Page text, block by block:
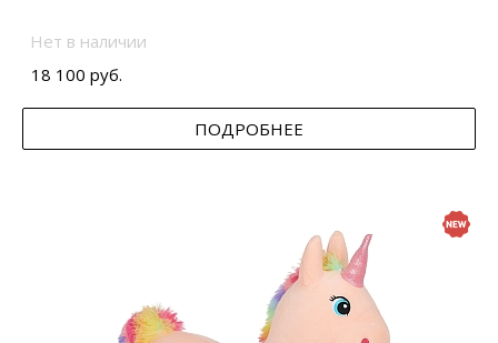
Нет в наличии
18 100 руб.
ПОДРОБНЕЕ